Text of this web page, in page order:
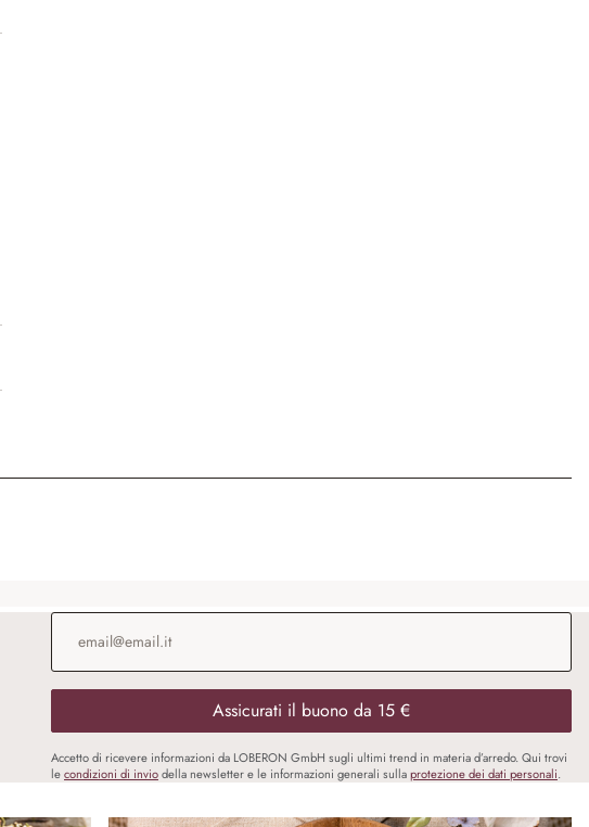
Indirizzo e-mail
Assicurati il buono da 15 €
Accetto di ricevere informazioni da LOBERON GmbH sugli ultimi trend in materia d’arredo. Qui trovi
lecondizioni di inviodella newsletter e le informazioni generali sullaprotezione dei dati personali.